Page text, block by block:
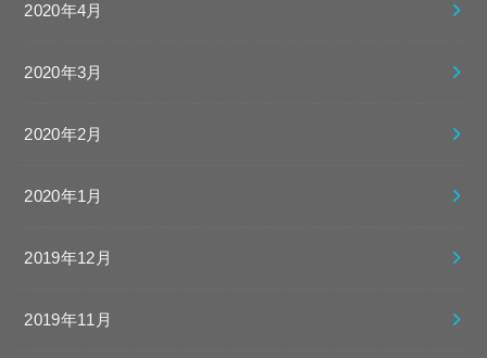
2020年4月
2020年3月
2020年2月
2020年1月
2019年12月
2019年11月